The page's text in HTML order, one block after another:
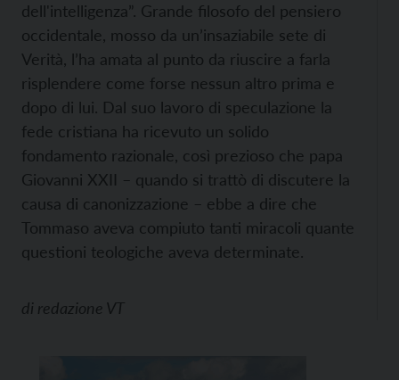
dell'intelligenza”. Grande filosofo del pensiero
occidentale, mosso da un’insaziabile sete di
Verità, l’ha amata al punto da riuscire a farla
risplendere come forse nessun altro prima e
dopo di lui. Dal suo lavoro di speculazione la
fede cristiana ha ricevuto un solido
fondamento razionale, così prezioso che papa
Giovanni XXII – quando si trattò di discutere la
causa di canonizzazione – ebbe a dire che
Tommaso aveva compiuto tanti miracoli quante
questioni teologiche aveva determinate.
di redazione VT